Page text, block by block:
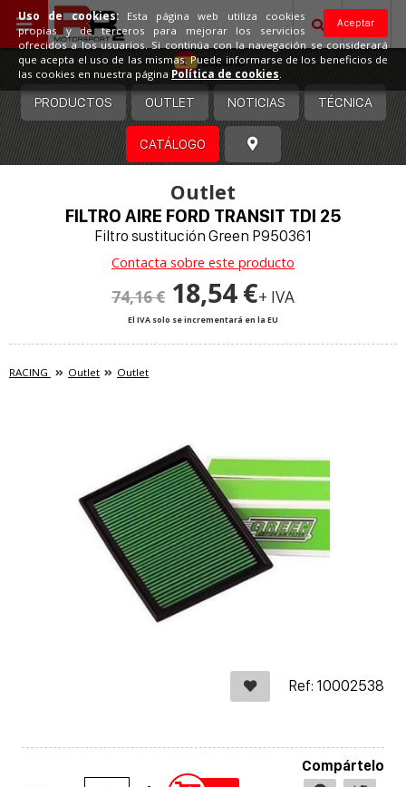
España
PRODUCTOS OUTLET NOTICIAS TÉCNICA
CATÁLOGO
Outlet
FILTRO AIRE FORD TRANSIT TDI 25
Filtro sustitución Green P950361
Contacta sobre este producto
74,16 € 18,54 €+ IVA
El IVA solo se incrementará en la EU
RACING Outlet Outlet
Ref: 10002538
Compártelo
Aceptar
Uso de cookies:Esta página web utiliza cookies
propias y de terceros para mejorar los servicios
ofrecidos a los usuarios. Si continúa con la navegación se considerará
que acepta el uso de las mismas. Puede informarse de los beneficios de
las cookies en nuestra página Política de cookies.